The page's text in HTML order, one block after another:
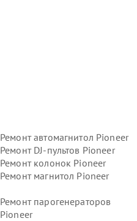
Ремонт автомагнитол Pioneer
Ремонт DJ-пультов Pioneer
Ремонт колонок Pioneer
Ремонт магнитол Pioneer
Ремонт парогенераторов
Pioneer